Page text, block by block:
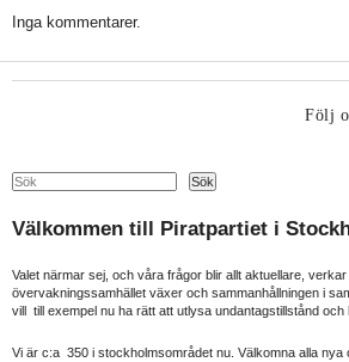
Inga kommentarer.
Följ
Search Sök
Välkommen till Piratpartiet i
Valet närmar sej, och våra frågor blir allt aktuellare,
övervakningssamhället växer och sammanhållningen i
vill till exempel nu ha rätt att utlysa undantagstillstånd och
Vi är c:a 350 i stockholmsområdet nu. Välkomna alla nya